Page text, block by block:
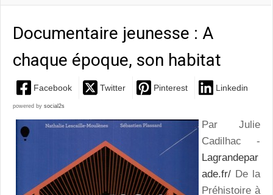
Documentaire jeunesse : A
chaque époque, son habitat
Facebook Twitter Pinterest Linkedin
powered by social2s
Par Julie
Cadilhac -
Lagrandepar
ade.fr/ De la
Préhistoire à